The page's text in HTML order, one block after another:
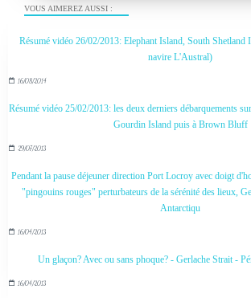
VOUS AIMEREZ AUSSI :
Résumé vidéo 26/02/2013: Elephant Island, South Shetland
navire L'Austral)
16/08/2014
Résumé vidéo 25/02/2013: les deux derniers débarquements
Gourdin Island puis à Brown Bluff
29/07/2013
Pendant la pause déjeuner direction Port Locroy avec doigt
"pingouins rouges" perturbateurs de la sérénité des lieux,
Antarctiqu
16/04/2013
Un glaçon? Avec ou sans phoque? - Gerlache Strait -
16/04/2013